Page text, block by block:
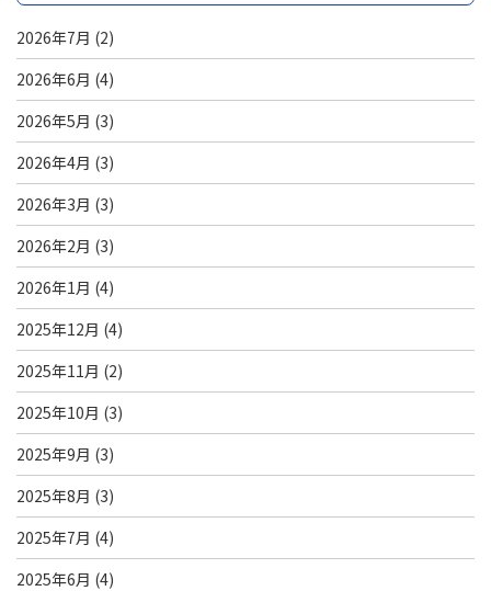
2026年7月 (2)
2026年6月 (4)
2026年5月 (3)
2026年4月 (3)
2026年3月 (3)
2026年2月 (3)
2026年1月 (4)
2025年12月 (4)
2025年11月 (2)
2025年10月 (3)
2025年9月 (3)
2025年8月 (3)
2025年7月 (4)
2025年6月 (4)